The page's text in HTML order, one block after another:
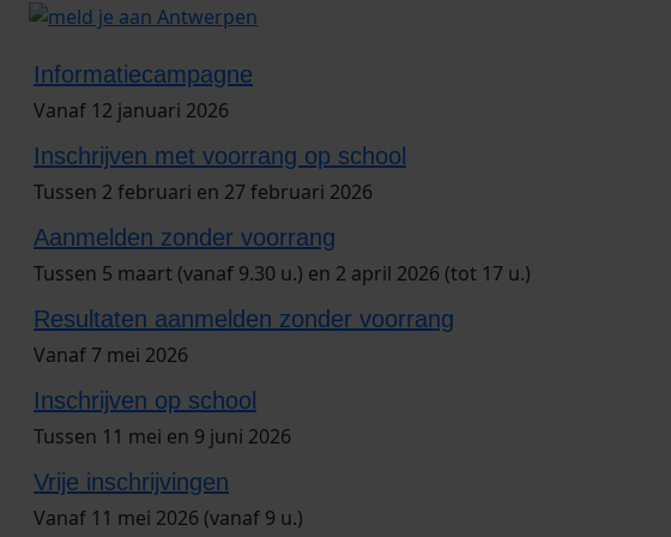
Informatiecampagne
Vanaf 12 januari 2026
Inschrijven met voorrang op school
Tussen 2 februari en 27 februari 2026
Aanmelden zonder voorrang
Tussen 5 maart (vanaf 9.30 u.) en 2 april 2026 (tot 17 u.)
Resultaten aanmelden zonder voorrang
Vanaf 7 mei 2026
Inschrijven op school
Tussen 11 mei en 9 juni 2026
Vrije inschrijvingen
Vanaf 11 mei 2026 (vanaf 9 u.)